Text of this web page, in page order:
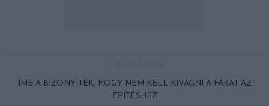
ÍME A BIZONYÍTÉK, HOGY NEM KELL KIVÁGNI A FÁKAT AZ
ÉPÍTÉSHEZ